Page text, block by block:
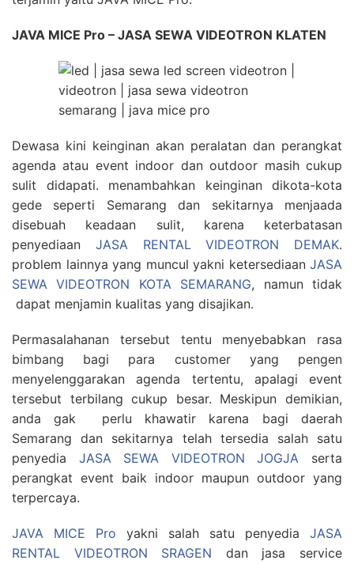
JAVA MICE Pro – JASA SEWA VIDEOTRON KLATEN
Dewasa kini keinginan akan peralatan dan perangkat
agenda atau event indoor dan outdoor masih cukup
sulit didapati. menambahkan keinginan dikota-kota
gede seperti Semarang dan sekitarnya menjaada
disebuah keadaan sulit, karena keterbatasan
penyediaan JASA RENTAL VIDEOTRON DEMAK.
problem lainnya yang muncul yakni ketersediaan JASA
SEWA VIDEOTRON KOTA SEMARANG, namun tidak
dapat menjamin kualitas yang disajikan.
Permasalahanan tersebut tentu menyebabkan rasa
bimbang bagi para customer yang pengen
menyelenggarakan agenda tertentu, apalagi event
tersebut terbilang cukup besar. Meskipun demikian,
anda gak perlu khawatir karena bagi daerah
Semarang dan sekitarnya telah tersedia salah satu
penyedia JASA SEWA VIDEOTRON JOGJA serta
perangkat event baik indoor maupun outdoor yang
terpercaya.
JAVA MICE Pro yakni salah satu penyedia JASA
RENTAL VIDEOTRON SRAGEN dan jasa service